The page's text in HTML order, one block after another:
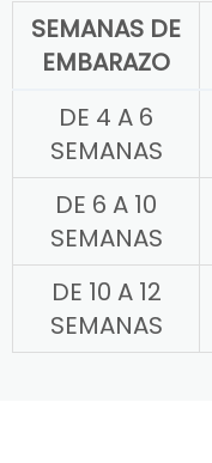
SEMANAS DE
EMBARAZO
DE 4 A 6
SEMANAS
DE 6 A 10
SEMANAS
DE 10 A 12
SEMANAS